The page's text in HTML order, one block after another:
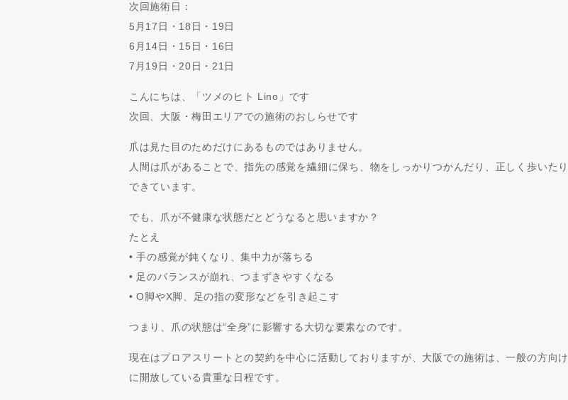
次回施術日：
5月17日・18日・19日
6月14日・15日・16日
7月19日・20日・21日
こんにちは、「ツメのヒト Lino」です
次回、大阪・梅田エリアでの施術のおしらせです
爪は見た目のためだけにあるものではありません。
人間は爪があることで、指先の感覚を繊細に保ち、物をしっかりつかんだり、正しく歩いたり
できています。
でも、爪が不健康な状態だとどうなると思いますか？
たとえ
• 手の感覚が鈍くなり、集中力が落ちる
• 足のバランスが崩れ、つまずきやすくなる
• O脚やX脚、足の指の変形などを引き起こす
つまり、爪の状態は“全身”に影響する大切な要素なのです。
現在はプロアスリートとの契約を中心に活動しておりますが、大阪での施術は、一般の方向け
に開放している貴重な日程です。